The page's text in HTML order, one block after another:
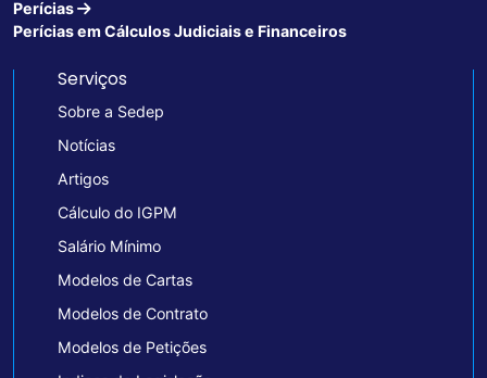
Perícias
Perícias em Cálculos Judiciais e Financeiros
Serviços
Sobre a Sedep
Notícias
Artigos
Cálculo do IGPM
Salário Mínimo
Modelos de Cartas
Modelos de Contrato
Modelos de Petições